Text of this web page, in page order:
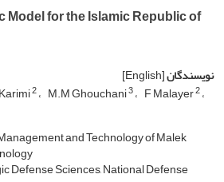
Model for the Islamic Republic of
نویسندگان[English]
2 M.M Ghouchani3 F Malayer2
and Technology of Malek
Defense Sciences, National Defense